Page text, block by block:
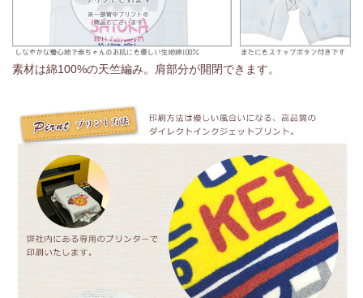
素材は綿100%の天竺編み。肩部分が開閉できます。